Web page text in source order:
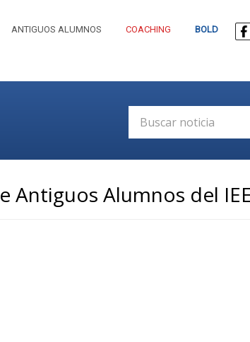
ANTIGUOS ALUMNOS COACHING BOLD
Antiguos Alumnos del